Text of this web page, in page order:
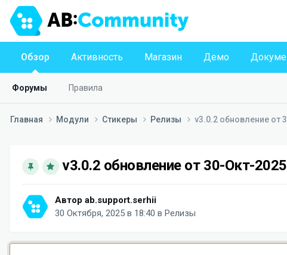
Обзор
Форумы Правила
Активность Магазин Демо
Главная Модули Стикеры Релизы v3.0.2 обновление от
v3.0.2 обновление от 30-Окт-2025
Автор ab.support.serhii
30 Октября, 2025 в 18:40 в Релизы